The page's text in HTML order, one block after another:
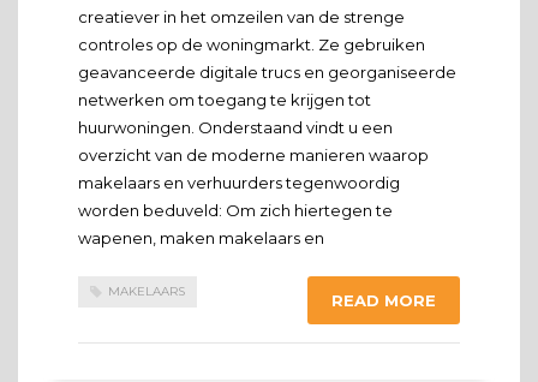
creatiever in het omzeilen van de strenge
controles op de woningmarkt. Ze gebruiken
geavanceerde digitale trucs en georganiseerde
netwerken om toegang te krijgen tot
huurwoningen. Onderstaand vindt u een
overzicht van de moderne manieren waarop
makelaars en verhuurders tegenwoordig
worden beduveld: Om zich hiertegen te
wapenen, maken makelaars en
MAKELAARS READ MORE